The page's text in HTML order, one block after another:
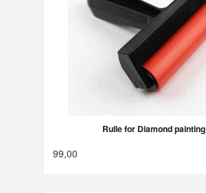
Rulle for Diamond painting
99,00